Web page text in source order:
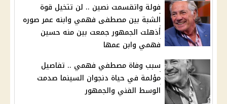
فولة واتقسمت نصين .. لن تتخيل قوة
الشبة بين مصطفى فهمي وابنه عمر صوره
أذهلت الجمهور جمعت بين منه حسين
فهمي وابن عمها
سبب وفاة مصطفي فهمي .. تفاصيل
مؤلمة في حياة دنجوان السينما صدمت
الوسط الفني والجمهور